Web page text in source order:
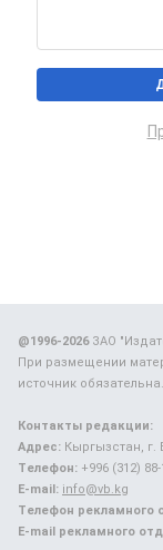
@1996-2026ЗАО
При размещении
источник обязательна.
Контакты редакции:
Адрес: Кыргызстан, г.
Телефон: +996 (312) 88-
E-mail: info@vb.kg
Телефон рекламного
E-mail рекламного